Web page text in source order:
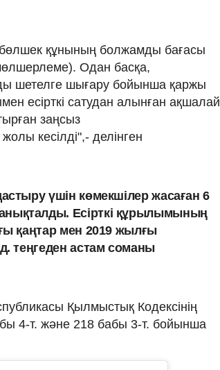
бөлшек құнының болжамды бағасы
Одан басқа,
шетелге шығару бойынша қаржы
есірткі сатудан алынған ақшалай
заңсыз
кесілді",- делінген
үшін көмекшілер жасаған 6
Есірткі құрылымының
қаңтар мен 2019 жылғы
теңгеден астам соманы
Қылмыстық Кодексінің
4-т. және 218 бабы 3-т. бойынша